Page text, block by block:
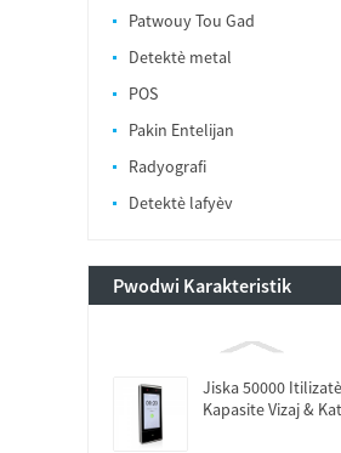
Patwouy Tou Gad
Detektè metal
POS
Pakin Entelijan
Radyografi
Detektè lafyèv
Pwodwi Karakteristik
Jiska 50000
Kapasite Vizaj &